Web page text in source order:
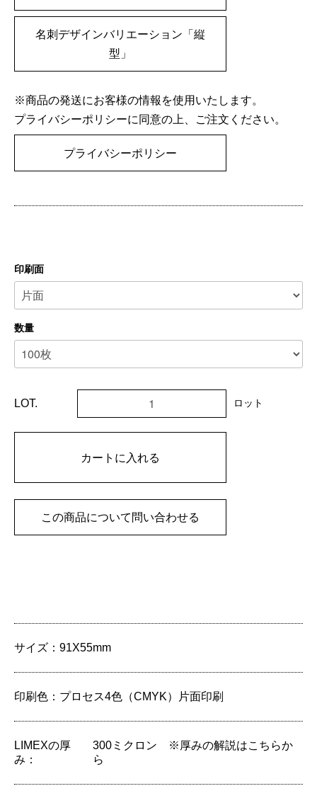
名刺デザインバリエーション「縦
型」
※商品の発送にお客様の情報を使用いたします。
プライバシーポリシーに同意の上、ご注文ください。
プライバシーポリシー
印刷面
数量
LOT. ロット
カートに入れる
この商品について問い合わせる
サイズ： 91X55mm
印刷色： プロセス4色（CMYK）片面印刷
LIMEXの厚
み：
300ミクロン
※厚みの解説はこちらか
ら